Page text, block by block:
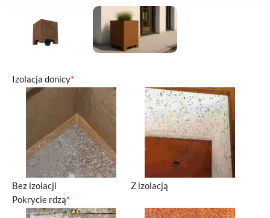
*
Izolacja donicy
Bez izolacji
Z izolacją
*
Pokrycie rdzą